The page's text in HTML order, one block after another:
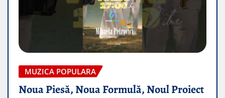
MUZICA POPULARA
Noua Piesă, Noua Formulă, Noul Proiect